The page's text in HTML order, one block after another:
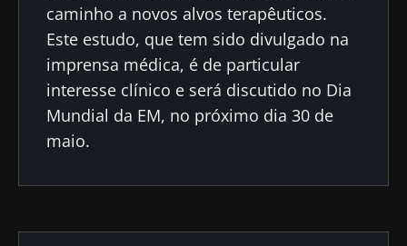
caminho a novos alvos terapêuticos.
Este estudo, que tem sido divulgado na
imprensa médica, é de particular
interesse clínico e será discutido no Dia
Mundial da EM, no próximo dia 30 de
maio.